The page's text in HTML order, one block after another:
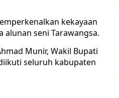
kekayaan
seni Tarawangsa.
Munir, Wakil Bupati
seluruh kabupaten